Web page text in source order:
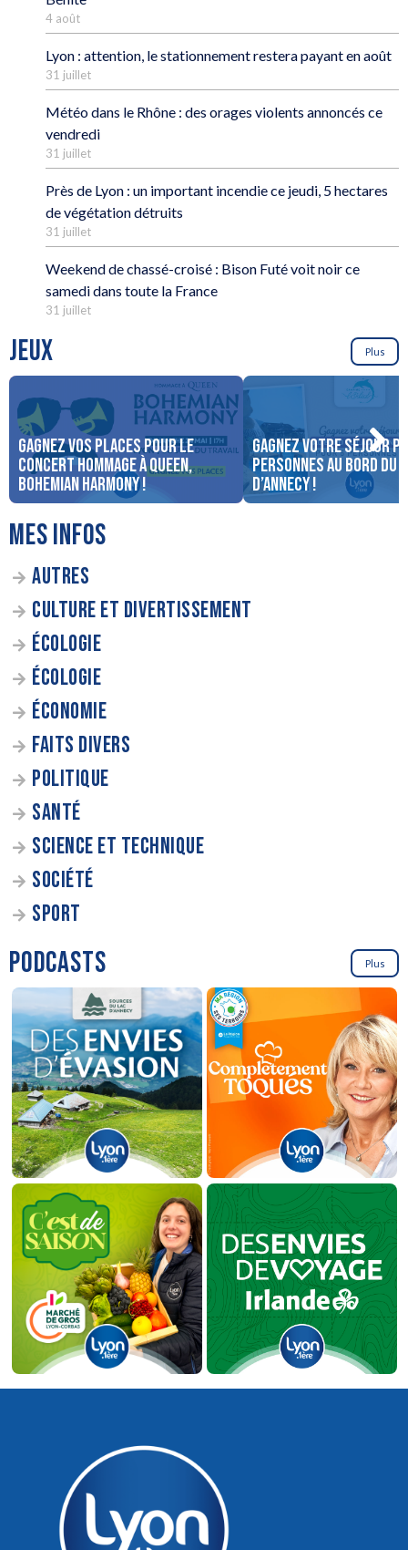
4 août
Lyon : attention, le stationnement restera payant en août
31 juillet
Météo dans le Rhône : des orages violents annoncés ce
vendredi
31 juillet
Près de Lyon : un important incendie ce jeudi, 5 hectares
de végétation détruits
31 juillet
Weekend de chassé-croisé : Bison Futé voit noir ce
samedi dans toute la France
31 juillet
JEUX Plus
Gagnez vos places pour le
concert Hommage à Queen,
Bohemian Harmony !
Gagnez votre séjour
personnes au bord du
d’Annecy !
MES INFOS
AUTRES
CULTURE ET DIVERTISSEMENT
ÉCOLOGIE
ÉCOLOGIE
ÉCONOMIE
FAITS DIVERS
POLITIQUE
SANTÉ
SCIENCE ET TECHNIQUE
SOCIÉTÉ
SPORT
PODCASTS Plus